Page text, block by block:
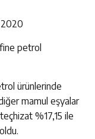
2020
petrol
ürünlerinde
mamul eşyalar
%17,15 ile